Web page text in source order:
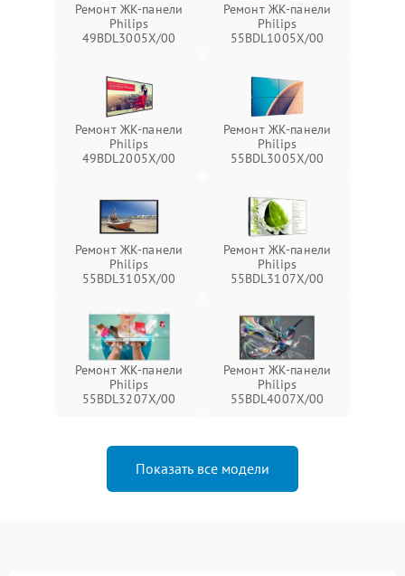
Ремонт ЖК-панели
Philips
49BDL3005X/00
Ремонт ЖК-панели
Philips
55BDL1005X/00
Ремонт ЖК-панели
Philips
49BDL2005X/00
Ремонт ЖК-панели
Philips
55BDL3005X/00
Ремонт ЖК-панели
Philips
55BDL3105X/00
Ремонт ЖК-панели
Philips
55BDL3107X/00
Ремонт ЖК-панели
Philips
55BDL3207X/00
Ремонт ЖК-панели
Philips
55BDL4007X/00
Показать все модели